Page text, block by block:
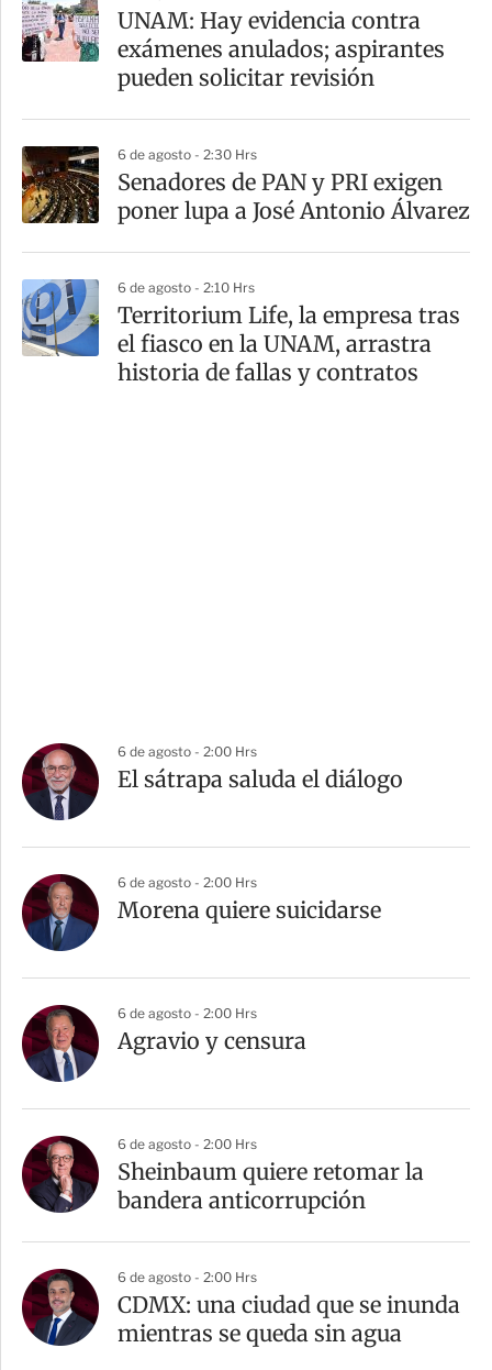
UNAM: Hay evidencia contra
exámenes anulados; aspirantes
pueden solicitar revisión
6 de agosto - 2:30 Hrs
Senadores de PAN y PRI exigen
poner lupa a José Antonio Álvarez
6 de agosto - 2:10 Hrs
Territorium Life, la empresa tras
el fiasco en la UNAM, arrastra
historia de fallas y contratos
6 de agosto - 2:00 Hrs
El sátrapa saluda el diálogo
6 de agosto - 2:00 Hrs
Morena quiere suicidarse
6 de agosto - 2:00 Hrs
Agravio y censura
6 de agosto - 2:00 Hrs
Sheinbaum quiere retomar la
bandera anticorrupción
6 de agosto - 2:00 Hrs
CDMX: una ciudad que se inunda
mientras se queda sin agua